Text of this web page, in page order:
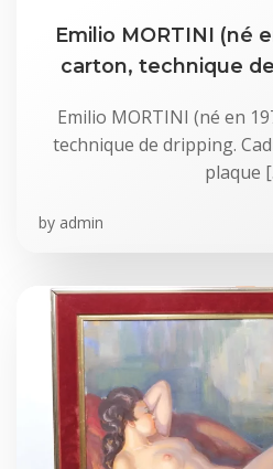
Emilio MORTINI (né
carton, technique
Emilio MORTINI (né en
technique de dripping.
plaque
by admin